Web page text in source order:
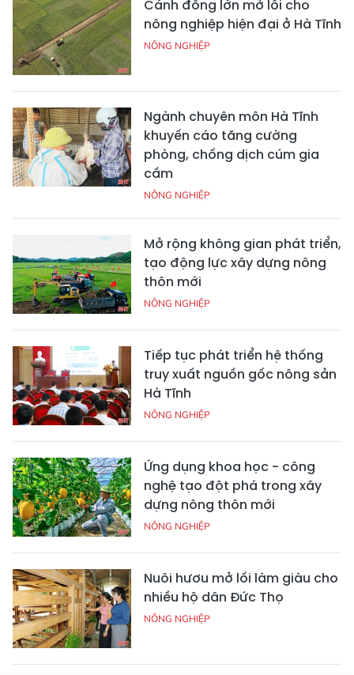
Cánh đồng lớn mở lối cho
nông nghiệp hiện đại ở Hà Tĩnh
NÔNG NGHIỆP
Ngành chuyên môn Hà Tĩnh
khuyến cáo tăng cường
phòng, chống dịch cúm gia
cầm
NÔNG NGHIỆP
Mở rộng không gian phát triển,
tạo động lực xây dựng nông
thôn mới
NÔNG NGHIỆP
Tiếp tục phát triển hệ thống
truy xuất nguồn gốc nông sản
Hà Tĩnh
NÔNG NGHIỆP
Ứng dụng khoa học - công
nghệ tạo đột phá trong xây
dựng nông thôn mới
NÔNG NGHIỆP
Nuôi hươu mở lối làm giàu cho
nhiều hộ dân Đức Thọ
NÔNG NGHIỆP